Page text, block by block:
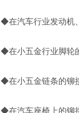
◆在汽车行业发动机
◆在小五金行业脚轮
◆在小五金链条的铆
◆在汽车座椅上的铆